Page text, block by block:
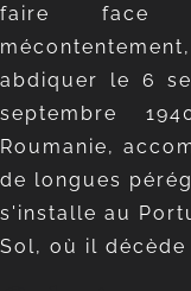
faire face
abdiquer le 6
septembre
Roumanie,
de longues
s'installe au
Sol, où il décède